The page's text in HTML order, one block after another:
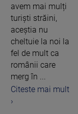
avem mai mulți
turiști străini,
aceștia nu
cheltuie la noi la
fel de mult ca
românii care
merg în ...
Citeste mai mult
›